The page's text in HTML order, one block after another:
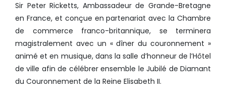
Sir Peter Ricketts, Ambassadeur de Grande-Bretagne
en France, et conçue en partenariat avec la Chambre
de commerce franco-britannique, se terminera
magistralement avec un « dîner du couronnement »
animé et en musique, dans la salle d’honneur de l’Hôtel
de ville afin de célébrer ensemble le Jubilé de Diamant
du Couronnement de la Reine Elisabeth II.